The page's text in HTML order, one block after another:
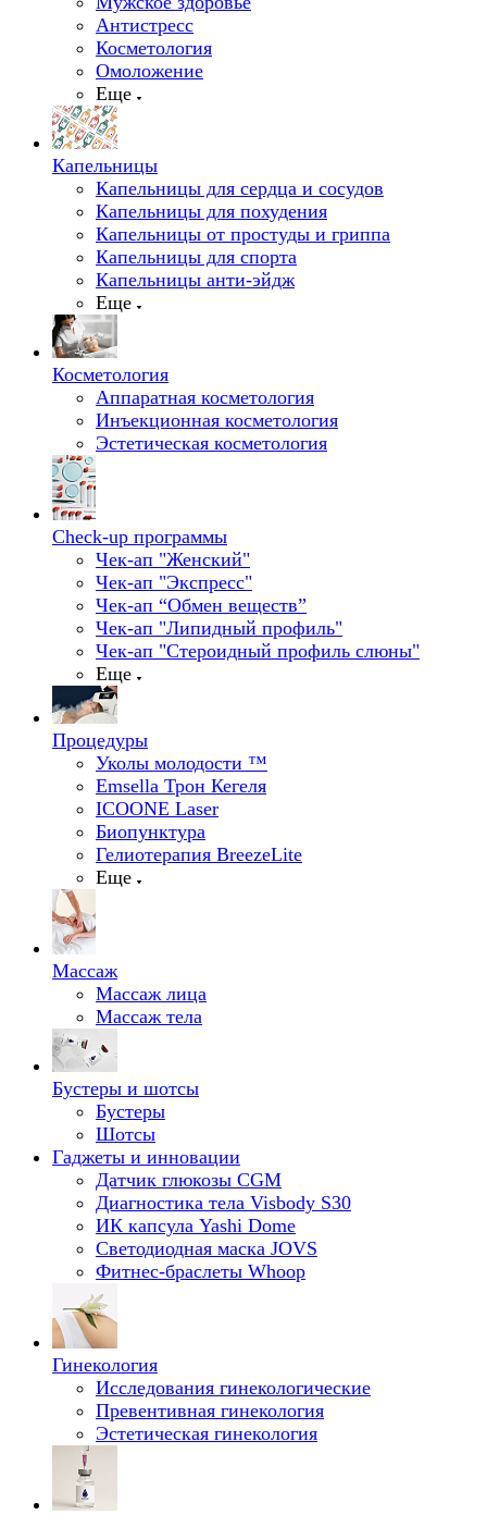
Антистресс
Косметология
Омоложение
Еще
Капельницы
Капельницы для сердца и сосудов
Капельницы для похудения
Капельницы от простуды и гриппа
Капельницы для спорта
Капельницы анти-эйдж
Еще
Косметология
Аппаратная косметология
Инъекционная косметология
Эстетическая косметология
Check-up программы
Чек-ап "Женский"
Чек-ап "Экспресс"
Чек-ап “Обмен веществ”
Чек-ап "Липидный профиль"
Чек-ап "Стероидный профиль слюны"
Еще
Процедуры
Уколы молодости ™
Emsella Трон Кегеля
ICOONE Laser
Биопунктура
Гелиотерапия BreezeLite
Еще
Массаж
Массаж лица
Массаж тела
Бустеры и шотсы
Бустеры
Шотсы
Гаджеты и инновации
Датчик глюкозы CGM
Диагностика тела Visbody S30
ИК капсула Yashi Dome
Светодиодная маска JOVS
Фитнес-браслеты Whoop
Гинекология
Исследования гинекологические
Превентивная гинекология
Эстетическая гинекология